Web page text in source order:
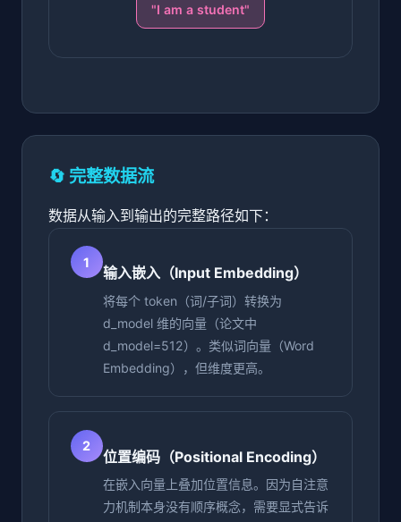
"I am a student"
🔄 完整数据流
数据从输入到输出的完整路径如下：
1
输入嵌入（Input Embedding）
将每个 token（词/子词）转换为
d_model 维的向量（论文中
d_model=512）。类似词向量（Word
Embedding），但维度更高。
2
位置编码（Positional Encoding）
在嵌入向量上叠加位置信息。因为自注意
力机制本身没有顺序概念，需要显式告诉